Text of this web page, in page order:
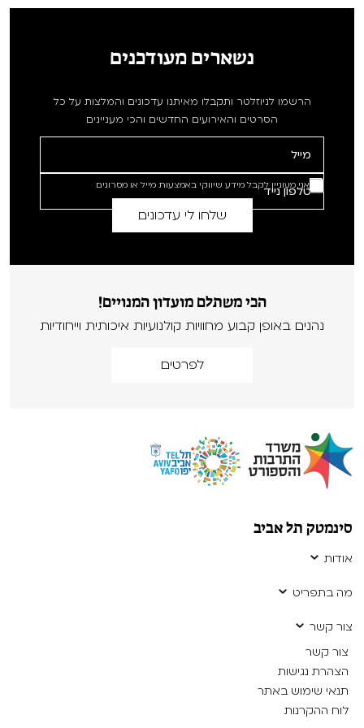
נשארים מעודכנים
הרשמו לניוזלטר ותקבלו מאיתנו עדכונים והמלצות על כל
הסרטים והאירועים החדשים והכי מעניינים
אני מעוניין לקבל מידע שיווקי באמצעות מייל או מסרונים
הכי משתלם מועדון המנויים!
נהנים באופן קבוע מחוויות קולנועיות איכותית וייחודיות
לפרטים
סינמטק תל אביב
אודות
מה בתפריט
צור קשר
צור קשר
הצהרת נגישות
תנאי שימוש באתר
לוח ההקרנות